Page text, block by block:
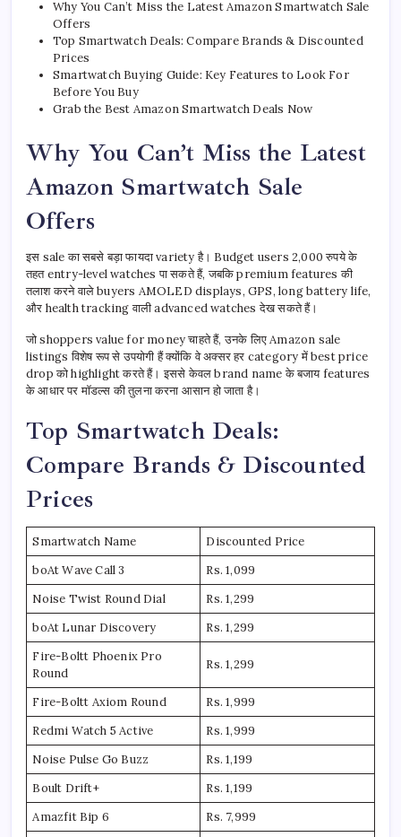
Why You Can’t Miss the Latest Amazon Smartwatch Sale
Offers
Top Smartwatch Deals: Compare Brands & Discounted
Prices
Smartwatch Buying Guide: Key Features to Look For
Before You Buy
Grab the Best Amazon Smartwatch Deals Now
Why You Can’t Miss the Latest
Amazon Smartwatch Sale
Offers
इस sale का सबसे बड़ा फायदा variety है। Budget users 2,000 रुपये के
तहत entry-level watches पा सकते हैं, जबकि premium features की
तलाश करने वाले buyers AMOLED displays, GPS, long battery life,
और health tracking वाली advanced watches देख सकते हैं।
जो shoppers value for money चाहते हैं, उनके लिए Amazon sale
listings विशेष रूप से उपयोगी हैं क्योंकि वे अक्सर हर category में best price
drop को highlight करते हैं। इससे केवल brand name के बजाय features
के आधार पर मॉडल्स की तुलना करना आसान हो जाता है।
Top Smartwatch Deals:
Compare Brands & Discounted
Prices
Smartwatch Name
Discounted Price
boAt Wave Call 3
Rs. 1,099
Noise Twist Round Dial
Rs. 1,299
boAt Lunar Discovery
Rs. 1,299
Fire-Boltt Phoenix Pro
Round
Rs. 1,299
Fire-Boltt Axiom Round
Rs. 1,999
Redmi Watch 5 Active
Rs. 1,999
Noise Pulse Go Buzz
Rs. 1,199
Boult Drift+
Rs. 1,199
Amazfit Bip 6
Rs. 7,999